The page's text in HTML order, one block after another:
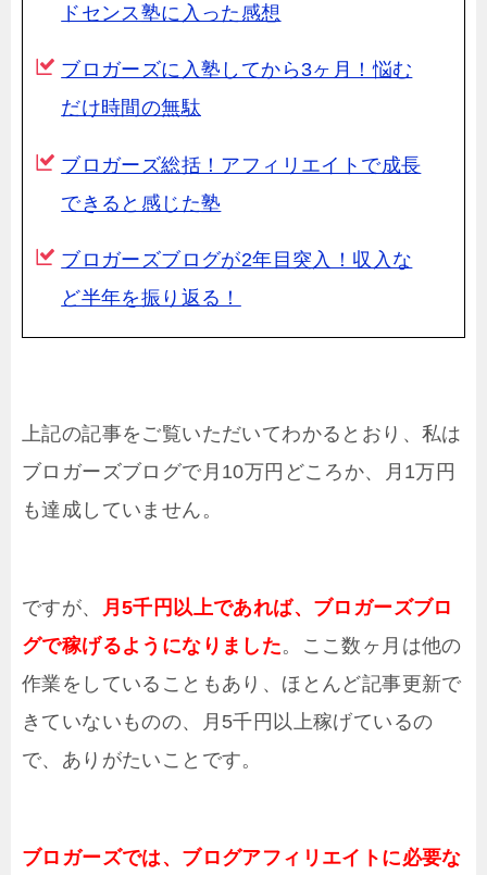
ドセンス塾に入った感想
ブロガーズに入塾してから3ヶ月！悩む
だけ時間の無駄
ブロガーズ総括！アフィリエイトで成長
できると感じた塾
ブロガーズブログが2年目突入！収入な
ど半年を振り返る！
上記の記事をご覧いただいてわかるとおり、私は
ブロガーズブログで月10万円どころか、月1万円
も達成していません。
ですが、
月5千円以上であれば、ブロガーズブロ
グで稼げるようになりました。ここ数ヶ月は他の
作業をしていることもあり、ほとんど記事更新で
きていないものの、月5千円以上稼げているの
で、ありがたいことです。
ブロガーズでは、ブログアフィリエイトに必要な